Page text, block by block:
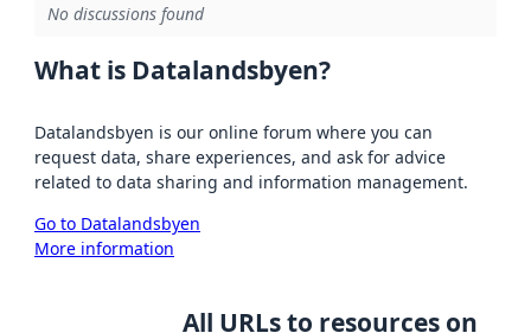
No discussions found
What is Datalandsbyen?
Datalandsbyen is our online forum where you can
request data, share experiences, and ask for advice
related to data sharing and information management.
Go to Datalandsbyen
More information
All URLs to resources on